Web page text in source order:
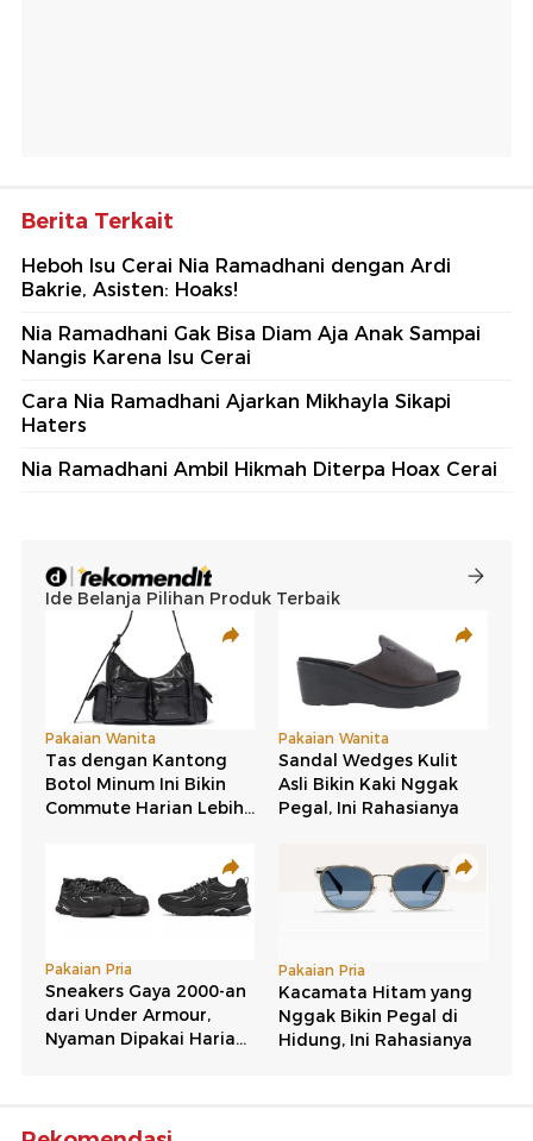
Berita Terkait
Heboh Isu Cerai Nia Ramadhani dengan Ardi
Bakrie, Asisten: Hoaks!
Nia Ramadhani Gak Bisa Diam Aja Anak Sampai
Nangis Karena Isu Cerai
Cara Nia Ramadhani Ajarkan Mikhayla Sikapi
Haters
Nia Ramadhani Ambil Hikmah Diterpa Hoax Cerai